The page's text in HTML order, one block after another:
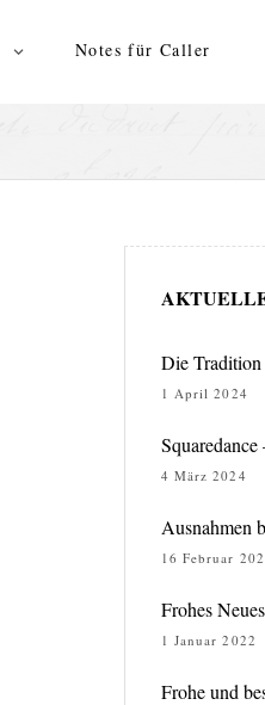
Notes für Caller
Die Tradition
1 April 2024
4 März 2024
Ausnahmen
16 Februar
Frohes
1 Januar 2022
Frohe und